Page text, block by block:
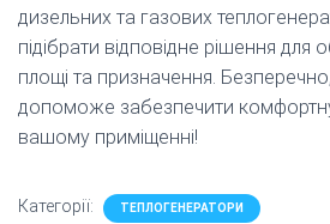
дизельних та газових
підібрати відповідне рішення для
площі та призначення.
допоможе забезпечити
вашому приміщенні!
Категорії: ТЕПЛОГЕНЕРАТОРИ